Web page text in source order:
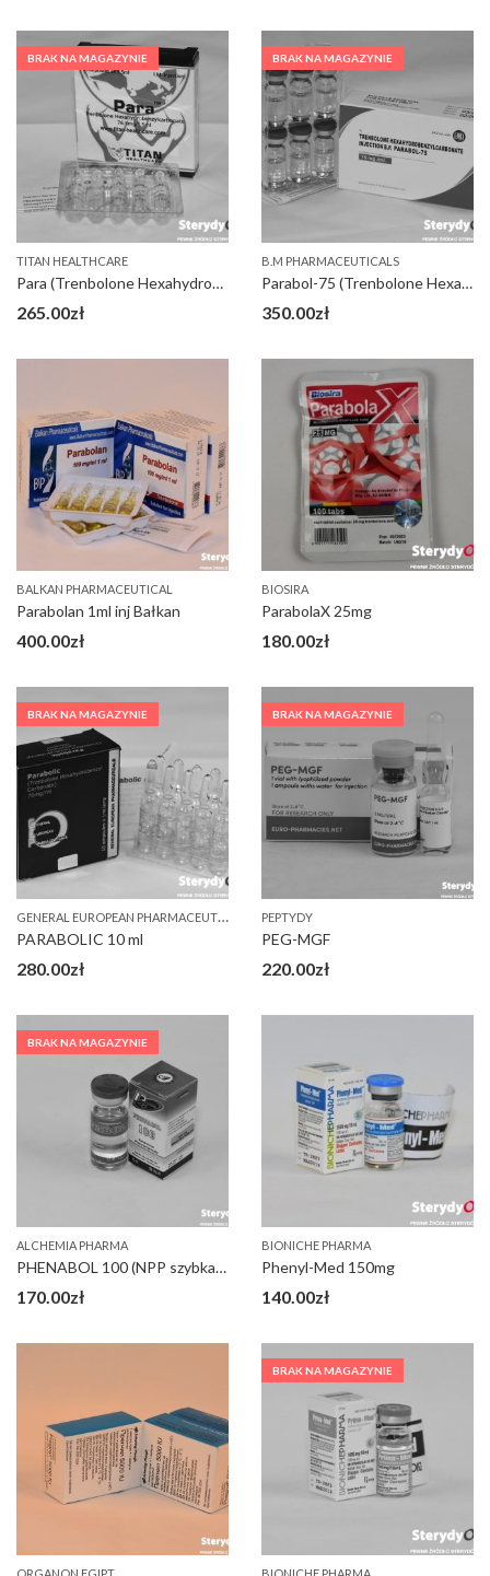
BRAK NA MAGAZYNIE
TITAN HEALTHCARE
Para (Trenbolone Hexahydrobenzylcarbonate 76,5mg)
265.00zł
BRAK NA MAGAZYNIE
B.M PHARMACEUTICALS
Parabol-75 (Trenbolone Hexahydrobenzylcarbonate)
350.00zł
BALKAN PHARMACEUTICAL
Parabolan 1ml inj Bałkan
400.00zł
BIOSIRA
ParabolaX 25mg
180.00zł
BRAK NA MAGAZYNIE
G
ENERAL EUROPEAN PHARMACEUTICALS (GEP)
PARABOLIC 10 ml
280.00zł
BRAK NA MAGAZYNIE
PEPTYDY
PEG-MGF
220.00zł
BRAK NA MAGAZYNIE
ALCHEMIA PHARMA
PHENABOL 100 (NPP szybka Deca)
170.00zł
BIONICHE PHARMA
Phenyl-Med 150mg
140.00zł
BRAK NA MAGAZYNIE